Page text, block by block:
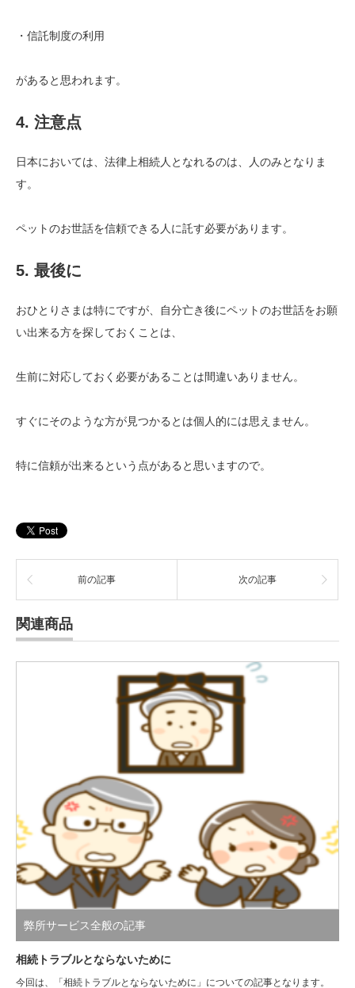
・信託制度の利用
があると思われます。
4. 注意点
日本においては、法律上相続人となれるのは、人のみとなりま
す。
ペットのお世話を信頼できる人に託す必要があります。
5. 最後に
おひとりさまは特にですが、自分亡き後にペットのお世話をお願
い出来る方を探しておくことは、
生前に対応しておく必要があることは間違いありません。
すぐにそのような方が見つかるとは個人的には思えません。
特に信頼が出来るという点があると思いますので。
前の記事 次の記事
関連商品
弊所サービス全般の記事
相続トラブルとならないために
今回は、「相続トラブルとならないために」についての記事となります。